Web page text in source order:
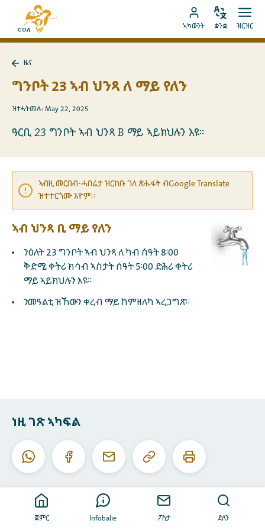
ትሕዝቶ
መበገሲ
ገጽ
MyCOA
ናብ
MyCOA
ኣካውንት
ቋንቋ
ቋንቋ
ክፈት
ዝርዝር
ጀምር Infobalie ፖስታ ድለን
ተመለስ
ዜና
ግንቦት 23 ኣብ ህንጻ ለ ማይ የለን
ዝተሓትመሉ: May 22, 2025
ዓርቢ 23 ግንቦት ኣብ ህንጻ B ማይ ኣይክህሉን እዩ።
ኣብዚ መርበብ-ሓበሬታ ዝርከቡ ገለ ጽሑፋት ብGoogle Translate
ዝተተርጎሙ እዮም።
ኣብ ህንጻ ቢ ማይ የለን
ንዕለት 23 ግንቦት ኣብ ህንጻ ለ ካብ ሰዓት 8፡00
ቅድሚ ቀትሪ ክሳብ ኣስታት ሰዓት 5፡00 ድሕሪ ቀትሪ
ማይ ኣይክህሉን እዩ።
ንመዓልቲ ዝኸውን ቀረብ ማይ ከምዘለካ ኣረጋግጽ።
ነዚ ገጽ ኣካፍል
ዋትስኣፕ ፌስቡክ
ኢ-
ነዚ
URL
ነዚ
ገጽ